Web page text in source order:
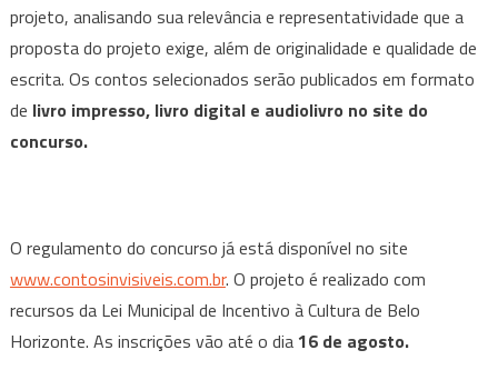
projeto, analisando sua relevância e representatividade que a
proposta do projeto exige, além de originalidade e qualidade de
escrita. Os contos selecionados serão publicados em formato
de livro impresso, livro digital e audiolivro no site do
concurso.
O regulamento do concurso já está disponível no site
www.contosinvisiveis.com.br. O projeto é realizado com
recursos da Lei Municipal de Incentivo à Cultura de Belo
Horizonte. As inscrições vão até o dia 16 de agosto.